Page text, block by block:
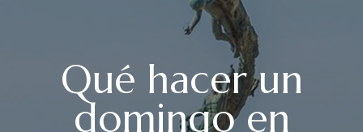
Qué hacer un
domingo en